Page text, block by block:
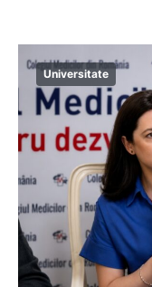
Universitate